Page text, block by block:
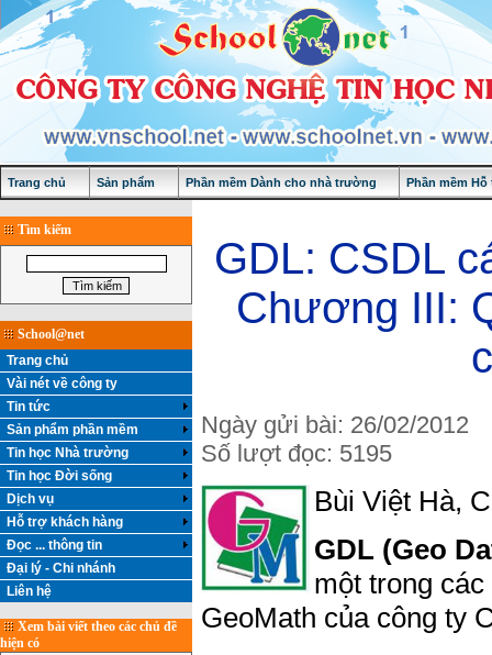
Trang chủ Sản phẩm Phần mềm Dành cho nhà trường Phần mềm
Tìm kiếm
School@net
Trang chủ
Vài nét về công ty
Tin tức
Sản phẩm phần mềm
Tin học Nhà trường
Tin học Đời sống
Dịch vụ
Hỗ trợ khách hàng
Đọc ... thông tin
Đại lý - Chi nhánh
Liên hệ
Xem bài viết theo các chủ đề
hiện có
GDL: CSDL
Chương III:
Ngày gửi bài: 26/02/2012
Số lượt đọc: 5195
Bùi Việt Hà,
GDL (Geo
một trong
GeoMath của công ty